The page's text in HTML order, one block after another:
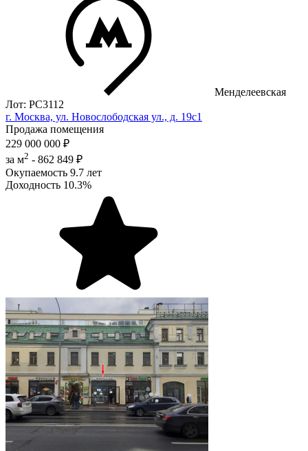
Менделеевская
Лот: РС3112
г. Москва, ул. Новослободская ул., д. 19с1
Продажа помещения
229 000 000 ₽
за м2 - 862 849 ₽
Окупаемость 9.7 лет
Доходность 10.3%